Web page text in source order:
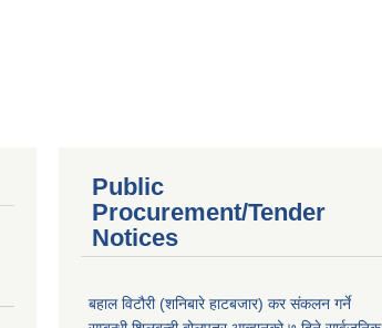
Public
Procurement/Tender
Notices
बहाल विटौरी (शनिबारे हाटबजार) कर संकलन गर्ने